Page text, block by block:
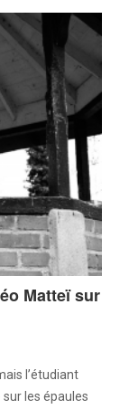
Matteï sur
l’étudiant
les épaules